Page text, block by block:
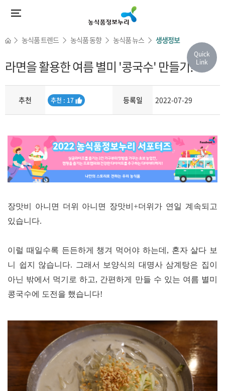
농식품 트렌드 농식품 동향 농식품 뉴스 생생정보
라면을 활용한 여름 별미 '콩국수' 만들기!
추천
추
추천 : 17 등록일 2022-07-29
장맛비 아니면 더위 아니면 장맛비+더위가 연일 계속되고
있습니다.
이럴 때일수록 든든하게 챙겨 먹어야 하는데 , 혼자 살다 보
니 쉽지 않습니다. 그래서
보양식의 대명사 삼계탕은 집이
아닌 밖에서 먹기로 하고, 간편하게 만들 수 있는 여름 별미
콩국수에 도전을 했습니다!
Quick
Link